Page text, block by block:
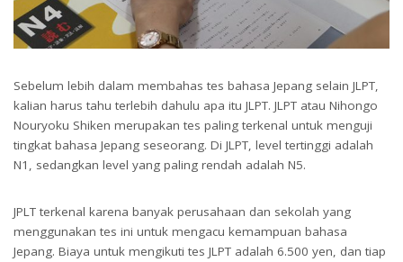
Sebelum lebih dalam membahas tes bahasa Jepang selain JLPT,
kalian harus tahu terlebih dahulu apa itu JLPT. JLPT atau Nihongo
Nouryoku Shiken merupakan tes paling terkenal untuk menguji
tingkat bahasa Jepang seseorang. Di JLPT, level tertinggi adalah
N1, sedangkan level yang paling rendah adalah N5.
JPLT terkenal karena banyak perusahaan dan sekolah yang
menggunakan tes ini untuk mengacu kemampuan bahasa
Jepang. Biaya untuk mengikuti tes JLPT adalah 6.500 yen, dan tiap